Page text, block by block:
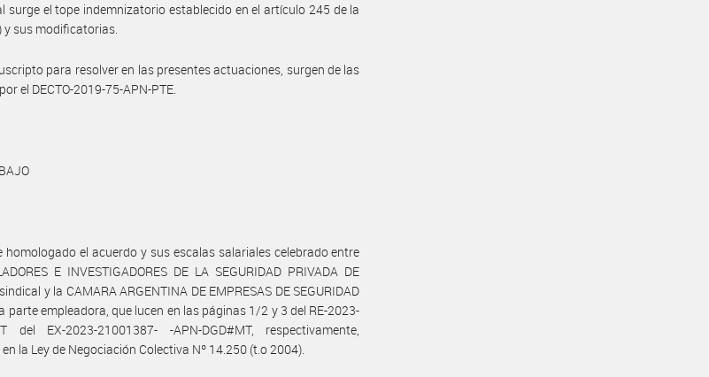
surge el tope indemnizatorio establecido en el artículo 245 de la
y sus modificatorias.
para resolver en las presentes actuaciones, surgen de las
el DECTO-2019-75-APN-PTE.
homologado el acuerdo y sus escalas salariales celebrado entre
E INVESTIGADORES DE LA SEGURIDAD PRIVADA DE
y la CAMARA ARGENTINA DE EMPRESAS DE SEGURIDAD
parte empleadora, que lucen en las páginas 1/2 y 3 del RE-2023-
del EX-2023-21001387- -APN-DGD#MT, respectivamente,
la Ley de Negociación Colectiva Nº 14.250 (t.o 2004).